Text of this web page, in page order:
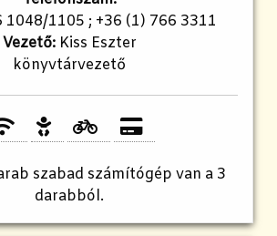
1048/1105 ; +36 (1) 766 3311
Vezető:Kiss Eszter
könyvtárvezető
szabad számítógép van a 3
darabból.